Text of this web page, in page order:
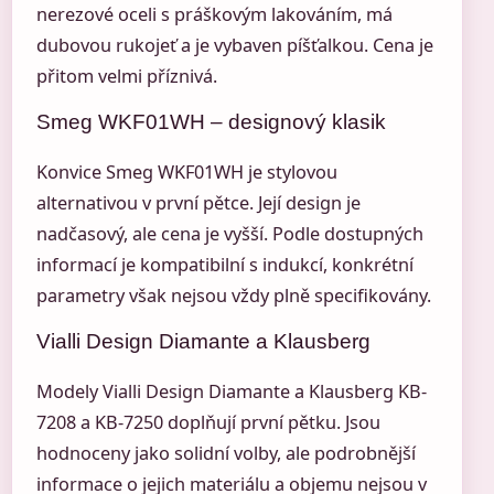
nerezové oceli s práškovým lakováním, má
dubovou rukojeť a je vybaven píšťalkou. Cena je
přitom velmi příznivá.
Smeg WKF01WH – designový klasik
Konvice Smeg WKF01WH je stylovou
alternativou v první pětce. Její design je
nadčasový, ale cena je vyšší. Podle dostupných
informací je kompatibilní s indukcí, konkrétní
parametry však nejsou vždy plně specifikovány.
Vialli Design Diamante a Klausberg
Modely Vialli Design Diamante a Klausberg KB-
7208 a KB-7250 doplňují první pětku. Jsou
hodnoceny jako solidní volby, ale podrobnější
informace o jejich materiálu a objemu nejsou v